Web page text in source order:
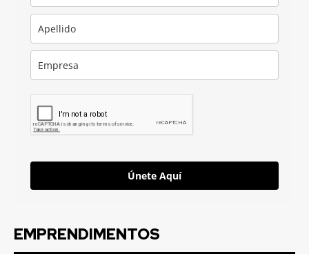
Únete Aquí
EMPRENDIMENTOS